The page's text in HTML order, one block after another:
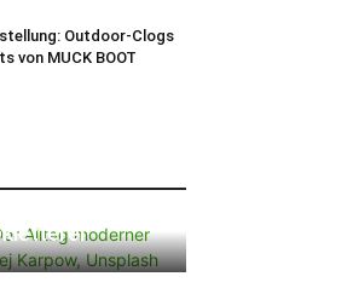
Outdoor-Clogs
von MUCK BOOT